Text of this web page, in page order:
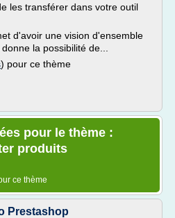
les transférer dans votre outil
d'avoir une vision d'ensemble
la possibilité de...
) pour ce thème
pour le thème :
produits
ce thème
Prestashop